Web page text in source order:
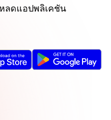
ลดแอปพลิเคชัน